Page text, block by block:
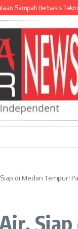
Berbasis Teknologi
di Medan Tempur!